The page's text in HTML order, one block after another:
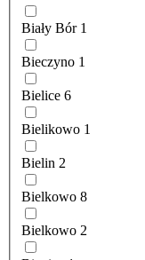
Biały Bór 1
Bieczyno 1
Bielice 6
Bielikowo 1
Bielin 2
Bielkowo 8
Bielkowo 2